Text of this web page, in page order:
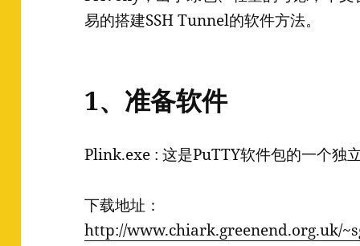
易的搭建SSH Tunnel的软件方法。
1、准备软件
Plink.exe : 这是PuTTY软件包的一个独
下载地址：
http://www.chiark.greenend.org.uk/